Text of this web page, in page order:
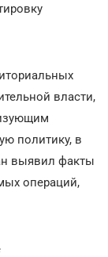
власти,
политику, в
выявил факты
операций,